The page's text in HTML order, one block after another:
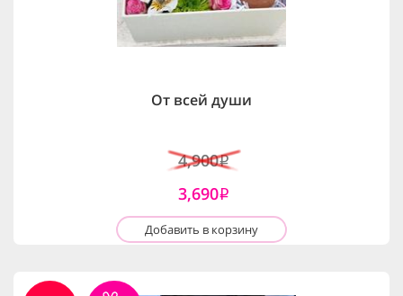
От всей души
4,900i
3,690i
Добавить в корзину